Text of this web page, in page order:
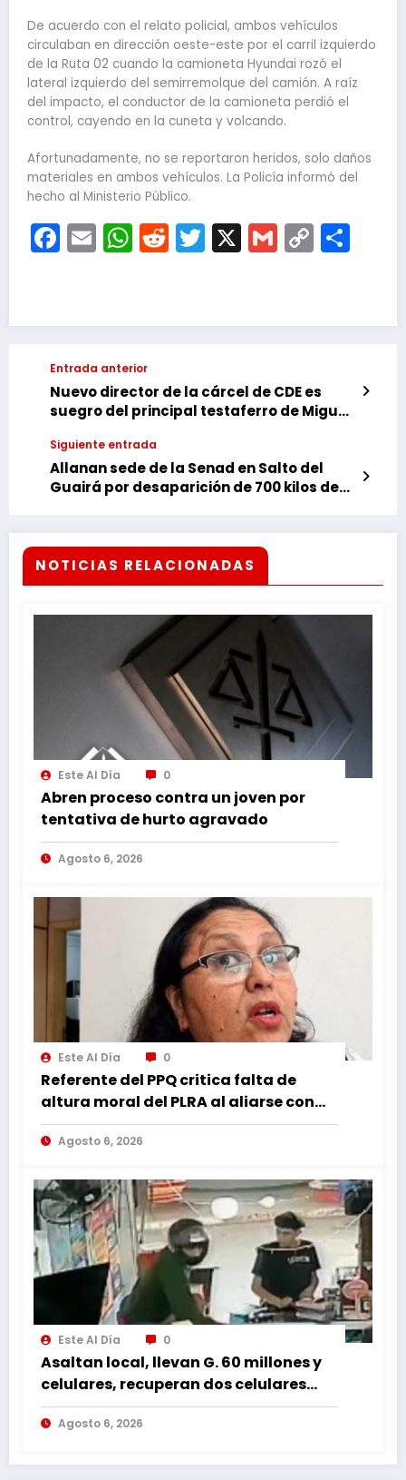
De acuerdo con el relato policial, ambos vehículos
circulaban en dirección oeste-este por el carril izquierdo
de la Ruta 02 cuando la camioneta Hyundai rozó el
lateral izquierdo del semirremolque del camión. A raíz
del impacto, el conductor de la camioneta perdió el
control, cayendo en la cuneta y volcando.
Afortunadamente, no se reportaron heridos, solo daños
materiales en ambos vehículos. La Policía informó del
hecho al Ministerio Público.
Facebook
EmailWhatsApp
Reddit
Twitter
X Gmail
Copy
Link
Entrada anterior
Nuevo director de la cárcel de CDE es
suegro del principal testaferro de Miguel
Siguiente entrada
Allanan sede de la Senad en Salto del
Guairá por desaparición de 700 kilos de
NOTICIAS RELACIONADAS
Este Al Día 0
Abren proceso contra un joven por
tentativa de hurto agravado
Agosto 6, 2026
Este Al Día 0
Referente del PPQ critica falta de
altura moral del PLRA al aliarse con
corruptos
Agosto 6, 2026
Este Al Día 0
Asaltan local, llevan G. 60 millones y
celulares, recuperan dos celulares
mediante rastreo y persecución
Agosto 6, 2026